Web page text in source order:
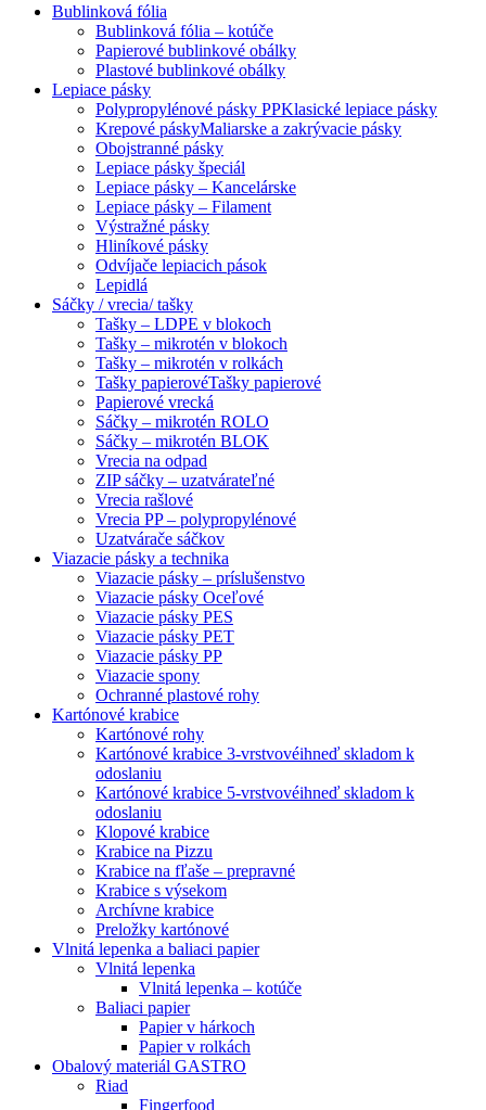
Bublinková fólia
Bublinková fólia – kotúče
Papierové bublinkové obálky
Plastové bublinkové obálky
Lepiace pásky
Polypropylénové pásky PPKlasické lepiace pásky
Krepové páskyMaliarske a zakrývacie pásky
Obojstranné pásky
Lepiace pásky špeciál
Lepiace pásky – Kancelárske
Lepiace pásky – Filament
Výstražné pásky
Hliníkové pásky
Odvíjače lepiacich pások
Lepidlá
Sáčky / vrecia/ tašky
Tašky – LDPE v blokoch
Tašky – mikrotén v blokoch
Tašky – mikrotén v rolkách
Tašky papierovéTašky papierové
Papierové vrecká
Sáčky – mikrotén ROLO
Sáčky – mikrotén BLOK
Vrecia na odpad
ZIP sáčky – uzatvárateľné
Vrecia rašlové
Vrecia PP – polypropylénové
Uzatvárače sáčkov
Viazacie pásky a technika
Viazacie pásky – príslušenstvo
Viazacie pásky Oceľové
Viazacie pásky PES
Viazacie pásky PET
Viazacie pásky PP
Viazacie spony
Ochranné plastové rohy
Kartónové krabice
Kartónové rohy
Kartónové krabice 3-vrstvovéihneď skladom k
odoslaniu
Kartónové krabice 5-vrstvovéihneď skladom k
odoslaniu
Klopové krabice
Krabice na Pizzu
Krabice na fľaše – prepravné
Krabice s výsekom
Archívne krabice
Preložky kartónové
Vlnitá lepenka a baliaci papier
Vlnitá lepenka
Vlnitá lepenka – kotúče
Baliaci papier
Papier v hárkoch
Papier v rolkách
Obalový materiál GASTRO
Riad
Fingerfood